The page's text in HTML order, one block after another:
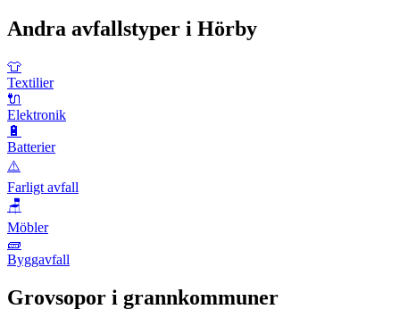
Andra avfallstyper i Hörby
👕
Textilier
🔌
Elektronik
🔋
Batterier
⚠️
Farligt avfall
🪑
Möbler
🧱
Byggavfall
Grovsopor i grannkommuner